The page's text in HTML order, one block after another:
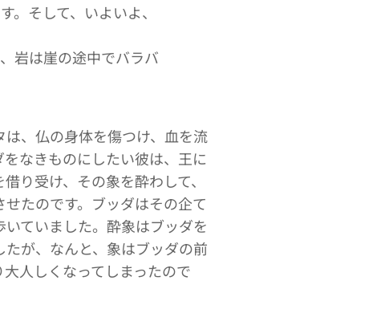
そして、いよいよ、
岩は崖の途中でバラバ
は、仏の身体を傷つけ、血を流
なきものにしたい彼は、王に
り受け、その象を酔わして、
たのです。ブッダはその企て
ていました。酔象はブッダを
が、なんと、象はブッダの前
人しくなってしまったので